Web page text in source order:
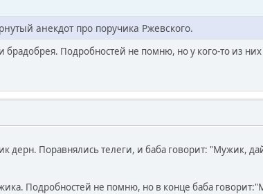
анекдот про поручика Ржевского.
Подробностей не помню, но у кого-то из
дерн. Поравнялись телеги, и баба говорит: "Мужик,
Подробностей не помню, но в конце баба